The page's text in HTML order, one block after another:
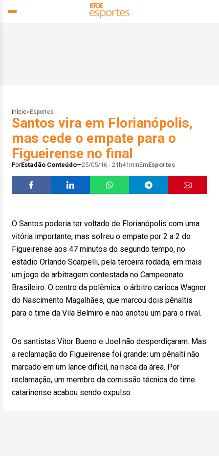
Início> Esportes
Santos vira em Florianópolis,
mas cede o empate para o
Figueirense no final
PorEstadão Conteúdo 25/05/16 - 21h41minEmEsportes
O Santos poderia ter voltado de Florianópolis com uma
vitória importante, mas sofreu o empate por 2 a 2 do
Figueirense aos 47 minutos do segundo tempo, no
estádio Orlando Scarpelli, pela terceira rodada, em mais
um jogo de arbitragem contestada no Campeonato
Brasileiro. O centro da polêmica: o árbitro carioca Wagner
do Nascimento Magalhães, que marcou dois pênaltis
para o time da Vila Belmiro e não anotou um para o rival.
Os santistas Vitor Bueno e Joel não desperdiçaram. Mas
a reclamação do Figueirense foi grande: um pênalti não
marcado em um lance difícil, na risca da área. Por
reclamação, um membro da comissão técnica do time
catarinense acabou sendo expulso.